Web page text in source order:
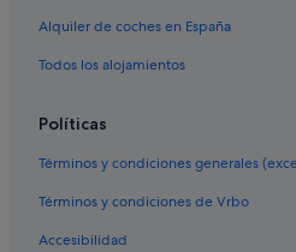
Alquiler de coches en España
Todos los alojamientos
Políticas
Términos y condiciones generales
Términos y condiciones de Vrbo
Accesibilidad